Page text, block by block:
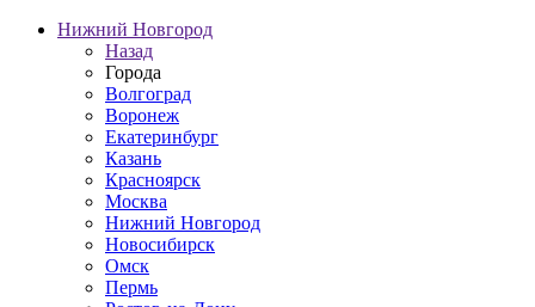
Нижний Новгород
Назад
Города
Волгоград
Воронеж
Екатеринбург
Казань
Красноярск
Москва
Нижний Новгород
Новосибирск
Омск
Пермь